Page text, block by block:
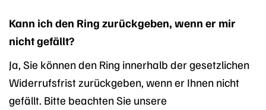
Kann ich den Ring zurückgeben, wenn er mir
nicht gefällt?
Ja, Sie können den Ring innerhalb der gesetzlichen
Widerrufsfrist zurückgeben, wenn er Ihnen nicht
gefällt. Bitte beachten Sie unsere